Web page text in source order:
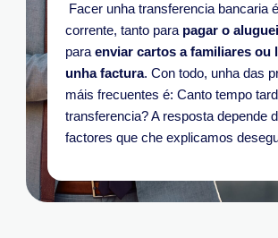
Facer unha transferencia bancaria
corrente, tanto para pagar o
para enviar cartos a familiares ou
unha factura. Con todo, unha das
máis frecuentes é: Canto tempo
transferencia?A resposta depende
factores que che explicamos